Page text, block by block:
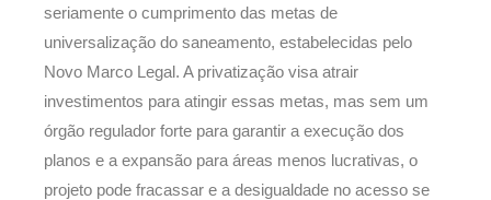
seriamente o cumprimento das metas de
universalização do saneamento, estabelecidas pelo
Novo Marco Legal. A privatização visa atrair
investimentos para atingir essas metas, mas sem um
órgão regulador forte para garantir a execução dos
planos e a expansão para áreas menos lucrativas, o
projeto pode fracassar e a desigualdade no acesso se